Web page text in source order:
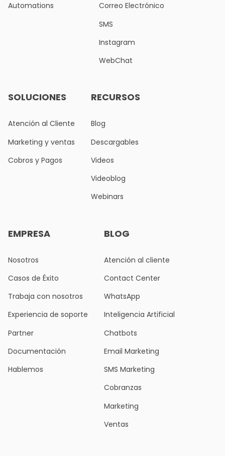
Automations
Correo Electrónico
SMS
Instagram
WebChat
SOLUCIONES
Atención al Cliente
Marketing y ventas
Cobros y Pagos
RECURSOS
Blog
Descargables
Videos
Videoblog
Webinars
EMPRESA
Nosotros
Casos de Éxito
Trabaja con nosotros
Experiencia de soporte
Partner
Documentación
Hablemos
BLOG
Atención al cliente
Contact Center
WhatsApp
Inteligencia Artificial
Chatbots
Email Marketing
SMS Marketing
Cobranzas
Marketing
Ventas